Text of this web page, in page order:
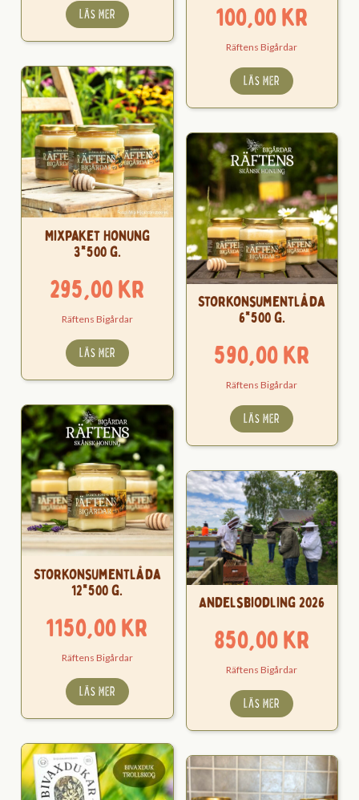
LÄS MER 100,00kr
Räftens Bigårdar
LÄS MER
Mixpaket Honung
3*500 g.
295,00kr
Räftens Bigårdar
LÄS MER
Storkonsumentlåda
6*500 g.
590,00kr
Räftens Bigårdar
LÄS MER
Storkonsumentlåda
12*500 g.
1150,00kr
Räftens Bigårdar
LÄS MER
Andelsbiodling 2026
850,00kr
Räftens Bigårdar
LÄS MER